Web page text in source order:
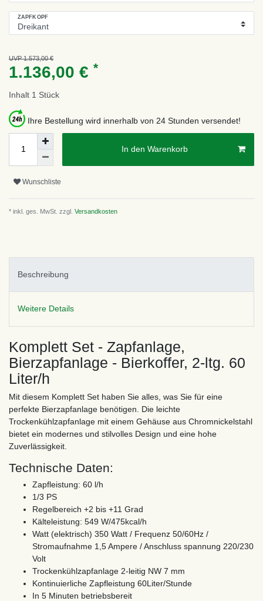
ZAPFKOPF
UVP 1.573,00 €
1.136,00 € *
Inhalt 1 Stück
Ihre Bestellung wird innerhalb von 24 Stunden versendet!
In den Warenkorb
Wunschliste
* inkl. ges. MwSt. zzgl. Versandkosten
Beschreibung
Weitere Details
Komplett Set - Zapfanlage,
Bierzapfanlage - Bierkoffer, 2-ltg. 60
Liter/h
Mit diesem Komplett Set haben Sie alles, was Sie für eine
perfekte Bierzapfanlage benötigen. Die leichte
Trockenkühlzapfanlage mit einem Gehäuse aus Chromnickelstahl
bietet ein modernes und stilvolles Design und eine hohe
Zuverlässigkeit.
Technische Daten:
Zapfleistung: 60 l/h
1/3 PS
Regelbereich +2 bis +11 Grad
Kälteleistung: 549 W/475kcal/h
Watt (elektrisch) 350 Watt / Frequenz 50/60Hz /
Stromaufnahme 1,5 Ampere / Anschluss spannung 220/230
Volt
Trockenkühlzapfanlage 2-leitig NW 7 mm
Kontinuierliche Zapfleistung 60Liter/Stunde
In 5 Minuten betriebsbereit